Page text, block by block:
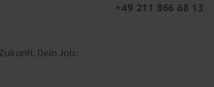
+49 211 866 68 13